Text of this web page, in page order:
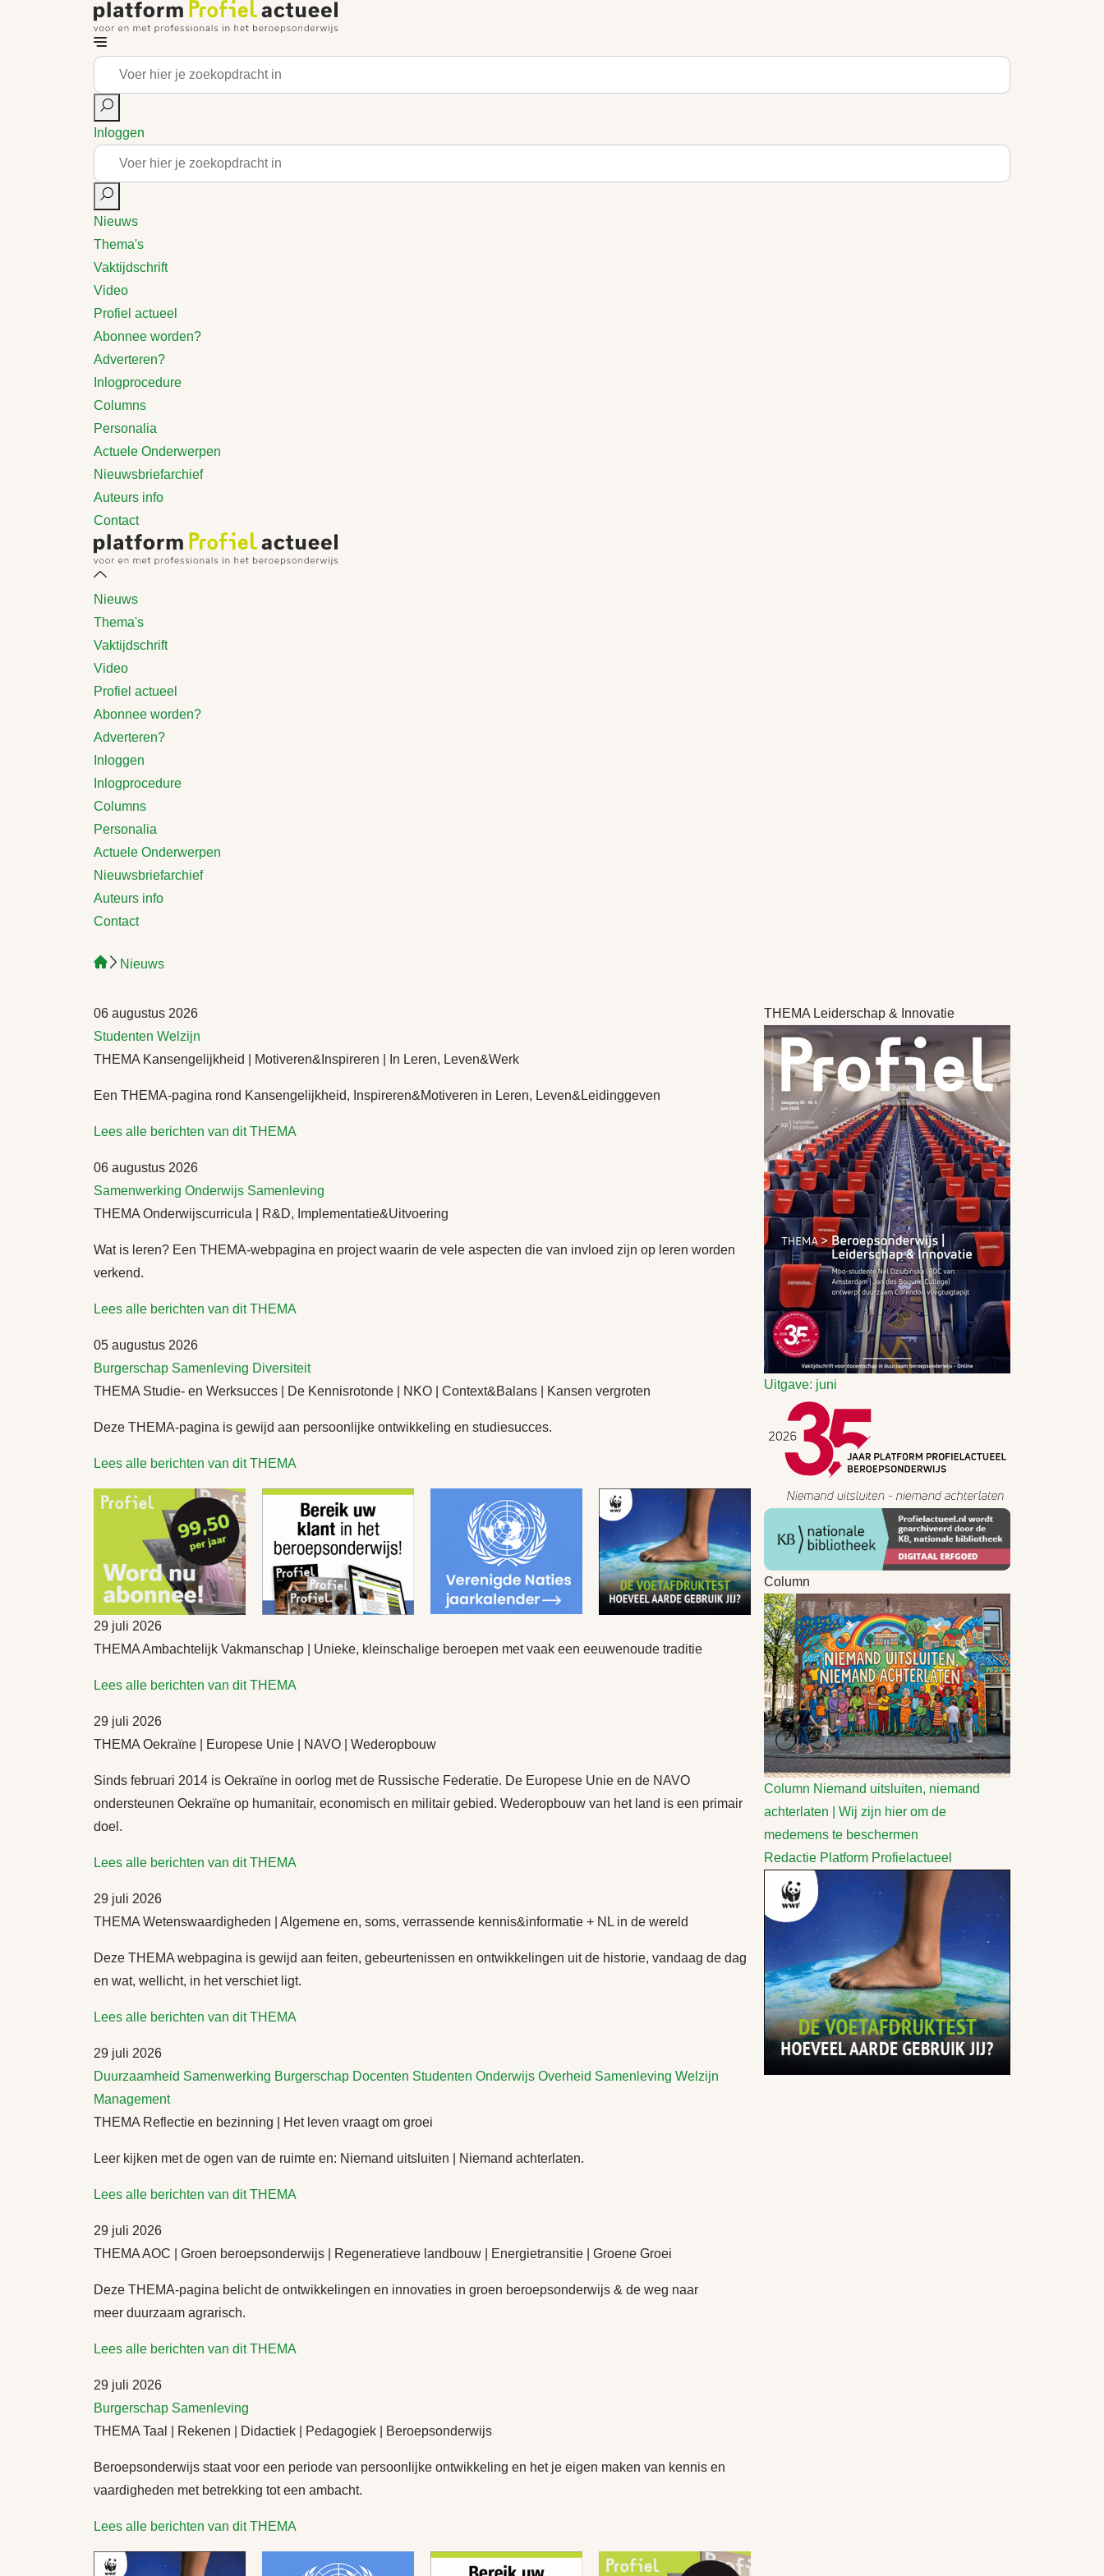
Inloggen
Nieuws
Thema's
Vaktijdschrift
Video
Profiel actueel
Abonnee worden?
Adverteren?
Inlogprocedure
Columns
Personalia
Actuele Onderwerpen
Nieuwsbriefarchief
Auteurs info
Contact
Nieuws
Thema's
Vaktijdschrift
Video
Profiel actueel
Abonnee worden?
Adverteren?
Inloggen
Inlogprocedure
Columns
Personalia
Actuele Onderwerpen
Nieuwsbriefarchief
Auteurs info
Contact
Nieuws
06 augustus 2026
Studenten Welzijn
THEMA Kansengelijkheid | Motiveren&Inspireren | In Leren, Leven&Werk
Een THEMA-pagina rond Kansengelijkheid, Inspireren&Motiveren in Leren, Leven&Leidinggeven
Lees alle berichten van dit THEMA
06 augustus 2026
Samenwerking Onderwijs Samenleving
THEMA Onderwijscurricula | R&D, Implementatie&Uitvoering
Wat is leren? Een THEMA-webpagina en project waarin de vele aspecten die van invloed zijn op leren worden
verkend.
Lees alle berichten van dit THEMA
05 augustus 2026
Burgerschap Samenleving Diversiteit
THEMA Studie- en Werksucces | De Kennisrotonde | NKO | Context&Balans | Kansen vergroten
Deze THEMA-pagina is gewijd aan persoonlijke ontwikkeling en studiesucces.
Lees alle berichten van dit THEMA
29 juli 2026
THEMA Ambachtelijk Vakmanschap | Unieke, kleinschalige beroepen met vaak een eeuwenoude traditie
Lees alle berichten van dit THEMA
29 juli 2026
THEMA Oekraïne | Europese Unie | NAVO | Wederopbouw
Sinds februari 2014 is Oekraïne in oorlog met de Russische Federatie. De Europese Unie en de NAVO
ondersteunen Oekraïne op humanitair, economisch en militair gebied. Wederopbouw van het land is een primair
doel.
Lees alle berichten van dit THEMA
29 juli 2026
THEMA Wetenswaardigheden | Algemene en, soms, verrassende kennis&informatie + NL in de wereld
Deze THEMA webpagina is gewijd aan feiten, gebeurtenissen en ontwikkelingen uit de historie, vandaag de dag
en wat, wellicht, in het verschiet ligt.
Lees alle berichten van dit THEMA
29 juli 2026
Duurzaamheid Samenwerking Burgerschap Docenten Studenten Onderwijs Overheid Samenleving Welzijn
Management
THEMA Reflectie en bezinning | Het leven vraagt om groei
Leer kijken met de ogen van de ruimte en: Niemand uitsluiten | Niemand achterlaten.
Lees alle berichten van dit THEMA
29 juli 2026
THEMA AOC | Groen beroepsonderwijs | Regeneratieve landbouw | Energietransitie | Groene Groei
Deze THEMA-pagina belicht de ontwikkelingen en innovaties in groen beroepsonderwijs & de weg naar
meer duurzaam agrarisch.
Lees alle berichten van dit THEMA
29 juli 2026
Burgerschap Samenleving
THEMA Taal | Rekenen | Didactiek | Pedagogiek | Beroepsonderwijs
Beroepsonderwijs staat voor een periode van persoonlijke ontwikkeling en het je eigen maken van kennis en
vaardigheden met betrekking tot een ambacht.
Lees alle berichten van dit THEMA
THEMA Leiderschap & Innovatie
Uitgave: juni
Column
Column Niemand uitsluiten, niemand
achterlaten | Wij zijn hier om de
medemens te beschermen
Redactie Platform Profielactueel